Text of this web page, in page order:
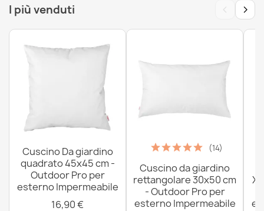
171,90 €
I più venduti ‹ ›
Cuscino Da giardino
quadrato 45x45 cm -
Outdoor Pro per
esterno Impermeabile
16,90 €
(14)
Cuscino da giardino
rettangolare 30x50 cm
- Outdoor Pro per
esterno Impermeabile